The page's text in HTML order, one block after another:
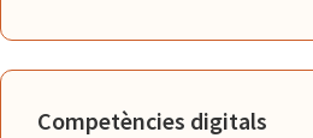
Competències digitals